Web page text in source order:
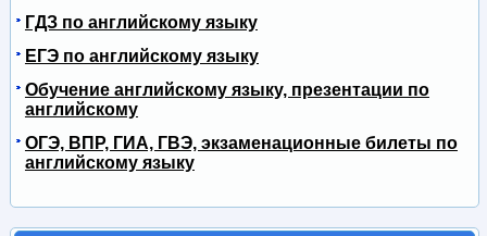
ГДЗ по английскому языку
ЕГЭ по английскому языку
Обучение английскому языку, презентации по
английскому
ОГЭ, ВПР, ГИА, ГВЭ, экзаменационные билеты по
английскому языку